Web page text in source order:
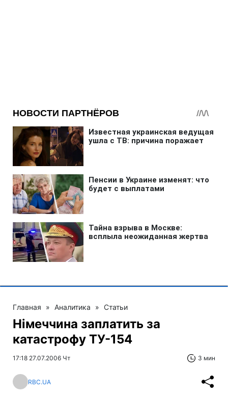
Главная » Аналитика » Статьи
Німеччина заплатить за
катастрофу ТУ-154
17:18 27.07.2006 Чт 3 мин
RBC.UA